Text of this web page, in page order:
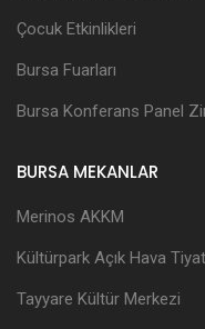
Çocuk Etkinlikleri
Bursa Fuarları
Bursa Konferans Panel
BURSA MEKANLAR
Merinos AKKM
Kültürpark Açık Hava
Tayyare Kültür Merkezi